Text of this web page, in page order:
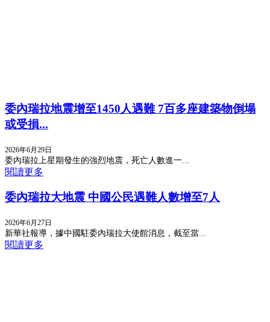
委內瑞拉地震增至1450人遇難 7百多座建築物倒塌
或受損...
2026年6月29日
委內瑞拉上星期發生的強烈地震，死亡人數進一...
閱讀更多
委內瑞拉大地震 中國公民遇難人數增至7人
2026年6月27日
新華社報導，據中國駐委內瑞拉大使館消息，截至當...
閱讀更多